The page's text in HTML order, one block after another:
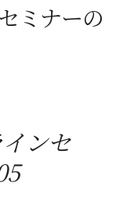
ミナーの
ンセ